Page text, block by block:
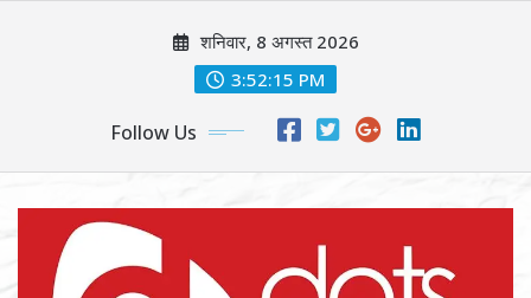
शनिवार, 8 अगस्त 2026
3:52:16 PM
Follow Us